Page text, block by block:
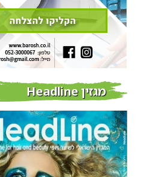
מגזין Headline